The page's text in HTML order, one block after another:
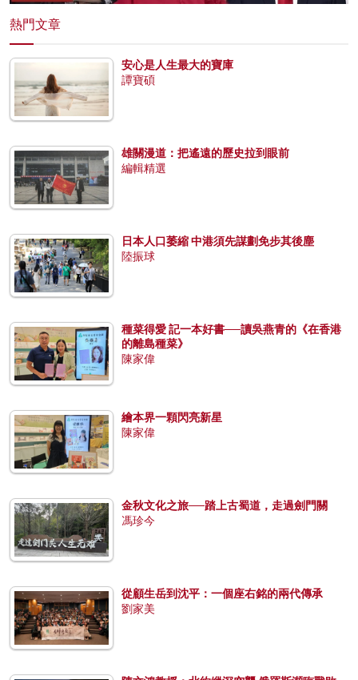
熱門文章
安心是人生最大的寶庫
譚寶碩
雄關漫道：把遙遠的歷史拉到眼前
編輯精選
日本人口萎縮 中港須先謀劃免步其後塵
陸振球
種菜得愛 記一本好書──讀吳燕青的《在香港
的離島種菜》
陳家偉
繪本界一顆閃亮新星
陳家偉
金秋文化之旅──踏上古蜀道，走過劍門關
馮珍今
從顧生岳到沈平：一個座右銘的兩代傳承
劉家美